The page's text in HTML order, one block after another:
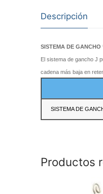
Descripción
SISTEMA DE GANCHO
El sistema de gancho J
cadena más baja en
SISTEMA DE
Productos